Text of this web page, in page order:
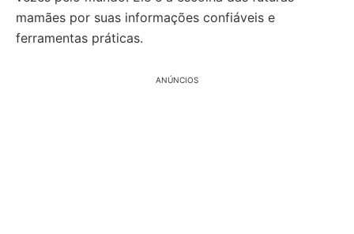
mamães por suas informações confiáveis e
ferramentas práticas.
ANÚNCIOS